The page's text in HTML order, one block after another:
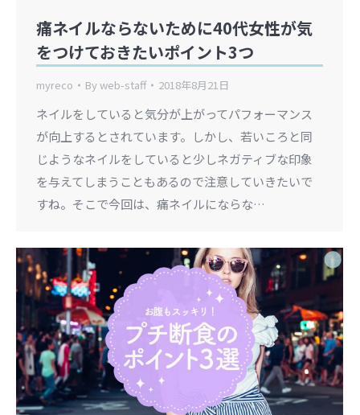
痛ネイルならないために40代女性が気
をつけておきたいポイント3つ
myreco Byweb-staff 2018年8月21日
ネイルをしていると気分が上がってパフォーマンス
が向上するとされています。しかし、若いころと同
じようなネイルをしていると少しネガティブな印象
を与えてしまうこともあるので注意していきたいで
すね。そこで今回は、痛ネイルにならな…